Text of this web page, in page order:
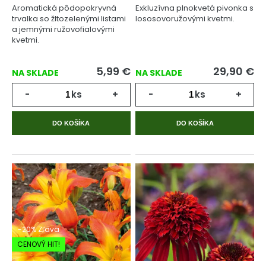
Aromatická pôdopokryvná
trvalka so žltozelenými listami
a jemnými ružovofialovými
kvetmi.
NA SKLADE 5,99 €
- ks +
DO KOŠÍKA
Exkluzívna plnokvetá pivonka s
lososovoružovými kvetmi.
NA SKLADE 29,90 €
- ks +
DO KOŠÍKA
-20% Zľava
CENOVÝ HIT!